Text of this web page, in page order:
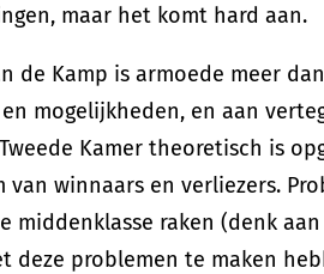
maar het komt hard aan.
de Kamp is armoede meer
en mogelijkheden, en aan
Kamer theoretisch is
van winnaars en verliezers.
middenklasse raken (denk
deze problemen te maken